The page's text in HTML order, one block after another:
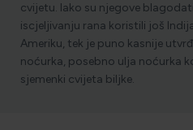
NIKEL HEROJ
5 ZNAKOVA DA JE KOŽA
cvijetu. Iako su njegove
iscjeljivanju rana koristili još
Ameriku, tek je puno kasnije
noćurka, posebno ulja noćurka
sjemenki cvijeta biljke.